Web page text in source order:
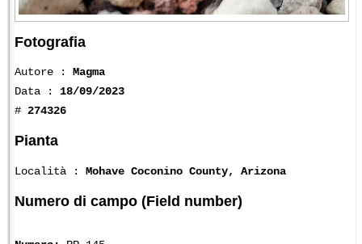
Fotografia
Autore : Magma
Data : 18/09/2023
# 274326
Pianta
Località : Mohave Coconino County, Arizona
Numero di campo (Field number)